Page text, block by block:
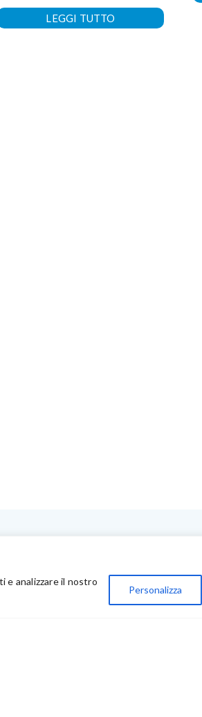
e analizzare il nostro
Personalizza
LEGGI TUTTO
My Account
Carrello